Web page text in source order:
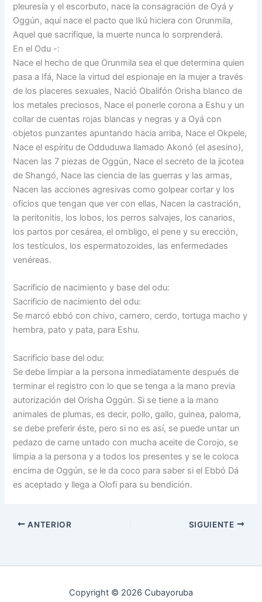
pleuresía y el escorbuto, nace la consagración de Oyá y
Oggún, aquí nace el pacto que Ikú hiciera con Orunmila,
Aquel que sacrifique, la muerte nunca lo sorprenderá.
En el Odu -:
Nace el hecho de que Orunmila sea el que determina quien
pasa a Ifá, Nace la virtud del espionaje en la mujer a través
de los placeres sexuales, Nació Obalifón Orisha blanco de
los metales preciosos, Nace el ponerle corona a Eshu y un
collar de cuentas rojas blancas y negras y a Oyá con
objetos punzantes apuntando hacia arriba, Nace el Okpele,
Nace el espíritu de Odduduwa llamado Akonó (el asesino),
Nacen las 7 piezas de Oggún, Nace el secreto de la jicotea
de Shangó, Nace las ciencia de las guerras y las armas,
Nacen las acciones agresivas como golpear cortar y los
oficios que tengan que ver con ellas, Nacen la castración,
la peritonitis, los lobos, los perros salvajes, los canarios,
los partos por cesárea, el ombligo, el pene y su erección,
los testículos, los espermatozoides, las enfermedades
venéreas.
Sacrificio de nacimiento y base del odu:
Sacrificio de nacimiento del odu:
Se marcó ebbó con chivo, carnero, cerdo, tortuga macho y
hembra, pato y pata, para Eshu.
Sacrificio base del odu:
Se debe limpiar a la persona inmediatamente después de
terminar el registro con lo que se tenga a la mano previa
autorización del Orisha Oggún. Si se tiene a la mano
animales de plumas, es decir, pollo, gallo, guinea, paloma,
se debe preferir éste, pero si no es así, se puede untar un
pedazo de carne untado con mucha aceite de Corojo, se
limpia a la persona y a todos los presentes y se le coloca
encima de Oggún, se le da coco para saber si el Ebbó Dá
es aceptado y llega a Olofi para su bendición.
ANTERIOR SIGUIENTE
Copyright © 2026 Cubayoruba